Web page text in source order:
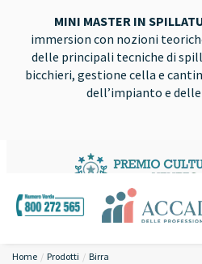
Home Prodotti Birra
MINI MASTER IN
immersion con nozioni
delle principali tecniche di
bicchieri, gestione cella e
dell’impianto e